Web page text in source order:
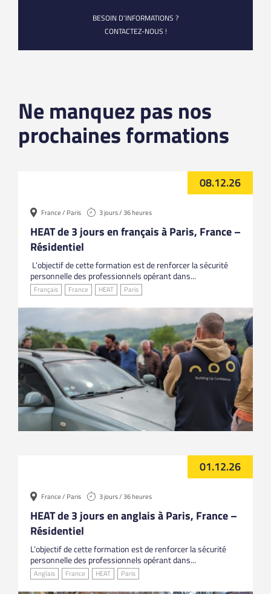
BESOIN D’INFORMATIONS ?
CONTACTEZ-NOUS !
Ne manquez pas nos
prochaines formations
08.12.26
France / Paris 3 jours / 36 heures
HEAT de 3 jours en français à Paris, France –
Résidentiel
L’objectif de cette formation est de renforcer la sécurité
personnelle des professionnels opérant dans...
Français France HEAT Paris
01.12.26
France / Paris 3 jours / 36 heures
HEAT de 3 jours en anglais à Paris, France –
Résidentiel
L’objectif de cette formation est de renforcer la sécurité
personnelle des professionnels opérant dans...
Anglais France HEAT Paris